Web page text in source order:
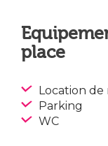
place
Location de
Parking
WC